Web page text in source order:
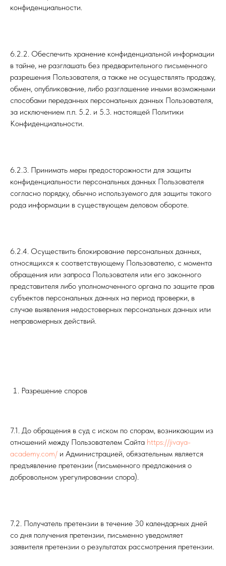
конфиденциальности.
6.2.2. Обеспечить хранение конфиденциальной информации
в тайне, не разглашать без предварительного письменного
разрешения Пользователя, а также не осуществлять продажу,
обмен, опубликование, либо разглашение иными возможными
способами переданных персональных данных Пользователя,
за исключением п.п. 5.2. и 5.3. настоящей Политики
Конфиденциальности.
6.2.3. Принимать меры предосторожности для защиты
конфиденциальности персональных данных Пользователя
согласно порядку, обычно используемого для защиты такого
рода информации в существующем деловом обороте.
6.2.4. Осуществить блокирование персональных данных,
относящихся к соответствующему Пользователю, с момента
обращения или запроса Пользователя или его законного
представителя либо уполномоченного органа по защите прав
субъектов персональных данных на период проверки, в
случае выявления недостоверных персональных данных или
неправомерных действий.
Разрешение споров
7.1. До обращения в суд с иском по спорам, возникающим из
отношений между Пользователем Сайта https://jivaya-
academy.com/ и Администрацией, обязательным является
предъявление претензии (письменного предложения о
добровольном урегулировании спора).
7.2. Получатель претензии в течение 30 календарных дней
со дня получения претензии, письменно уведомляет
заявителя претензии о результатах рассмотрения претензии.